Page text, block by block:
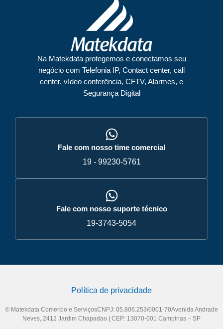
Na Matekdata protegemos e conectamos seu
negócio com Telefonia IP, Contact center, call
center, vídeo conferência, CFTV, Alarmes, e
Segurança Digital
Fale com nosso time comercial
19 - 99230-5761
Fale com nosso suporte técnico
19-3743-5054
Política de privacidade
© Matekdata Comercio e ServiçosCNPJ: 05.806.253/0001-70Avenida Andrade
Neves, 2412 Jardim Chapadao | CEP: 13070-001 Campinas – SP